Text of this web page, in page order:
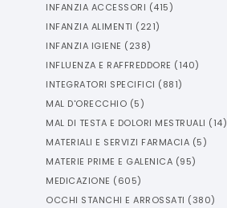
INFANZIA ACCESSORI (415)
INFANZIA ALIMENTI (221)
INFANZIA IGIENE (238)
INFLUENZA E RAFFREDDORE (140)
INTEGRATORI SPECIFICI (881)
MAL D'ORECCHIO (5)
MAL DI TESTA E DOLORI MESTRUALI (14)
MATERIALI E SERVIZI FARMACIA (5)
MATERIE PRIME E GALENICA (95)
MEDICAZIONE (605)
OCCHI STANCHI E ARROSSATI (380)